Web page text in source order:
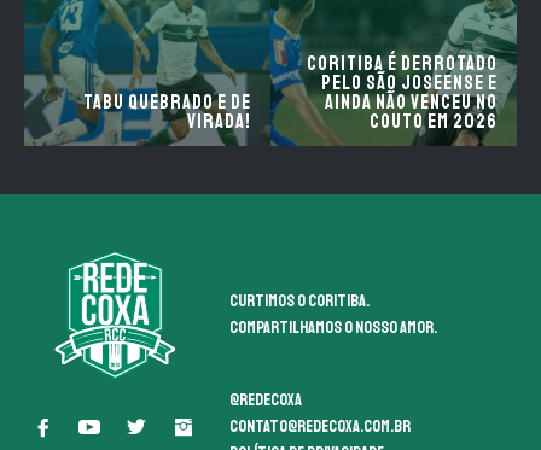
Tabu quebrado e de
virada!
Coritiba é derrotado
pelo São Joseense e
ainda não venceu no
Couto em 2026
Curtimos o coritiba.
Compartilhamos o nosso amor.
@redecoxa
contato@redecoxa.com.br